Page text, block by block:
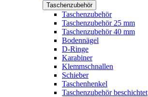
Taschenzubehör
Taschenzubehör
Taschenzubehör 25 mm
Taschenzubehör 40 mm
Bodennägel
D-Ringe
Karabiner
Klemmschnallen
Schieber
Taschenhenkel
Taschenzubehör beschichtet